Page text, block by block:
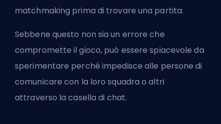
matchmaking prima di trovare una partita.
Sebbene questo non sia un errore che
compromette il gioco, può essere spiacevole da
sperimentare perché impedisce alle persone di
comunicare con la loro squadra o altri
attraverso la casella di chat.